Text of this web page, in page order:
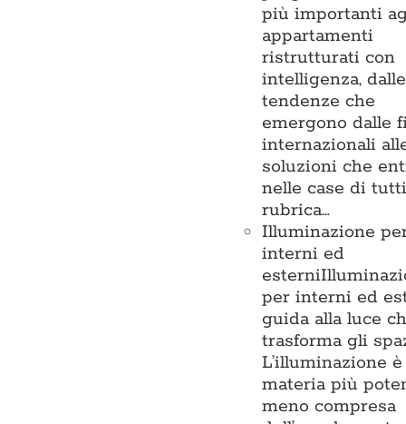
più importanti
appartamenti
ristrutturati con
intelligenza, dalle
tendenze che
emergono dalle
internazionali
soluzioni che
nelle case di
rubrica…
Illuminazione
interni ed
esterni
per interni ed
guida alla luce
trasforma gli
L’illuminazione
materia più
meno compresa